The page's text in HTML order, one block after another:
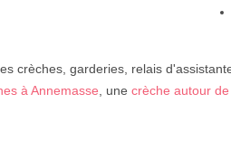
crèches, garderies, relais
à Annemasse , une crèche autour de